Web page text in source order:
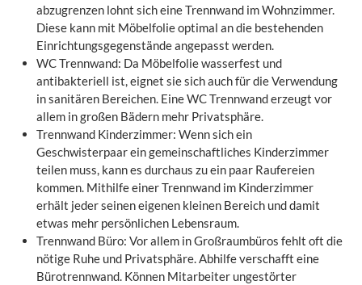
abzugrenzen lohnt sich eine Trennwand im Wohnzimmer.
Diese kann mit Möbelfolie optimal an die bestehenden
Einrichtungsgegenstände angepasst werden.
WC Trennwand: Da Möbelfolie wasserfest und
antibakteriell ist, eignet sie sich auch für die Verwendung
in sanitären Bereichen. Eine WC Trennwand erzeugt vor
allem in großen Bädern mehr Privatsphäre.
Trennwand Kinderzimmer: Wenn sich ein
Geschwisterpaar ein gemeinschaftliches Kinderzimmer
teilen muss, kann es durchaus zu ein paar Raufereien
kommen. Mithilfe einer Trennwand im Kinderzimmer
erhält jeder seinen eigenen kleinen Bereich und damit
etwas mehr persönlichen Lebensraum.
Trennwand Büro: Vor allem in Großraumbüros fehlt oft die
nötige Ruhe und Privatsphäre. Abhilfe verschafft eine
Bürotrennwand. Können Mitarbeiter ungestörter